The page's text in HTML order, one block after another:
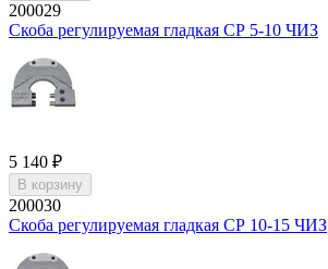
200029
Скоба регулируемая гладкая СР 5-10 ЧИЗ
5 140 ₽
В корзину
200030
Скоба регулируемая гладкая СР 10-15 ЧИЗ